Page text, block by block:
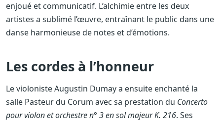
enjoué et communicatif. L’alchimie entre les deux
artistes a sublimé l’œuvre, entraînant le public dans une
danse harmonieuse de notes et d’émotions.
Les cordes à l’honneur
Le violoniste Augustin Dumay a ensuite enchanté la
salle Pasteur du Corum avec sa prestation du Concerto
pour violon et orchestre n° 3 en sol majeur K. 216. Ses